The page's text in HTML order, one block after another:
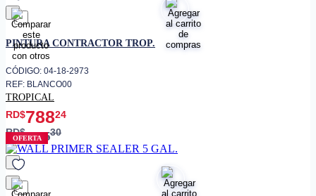
favorito
PINTURA CONTRACTOR TROP.
CÓDIGO: 04-18-2973
REF: BLANCO00
TROPICAL
RD$78824
RD$98530
OFERTA